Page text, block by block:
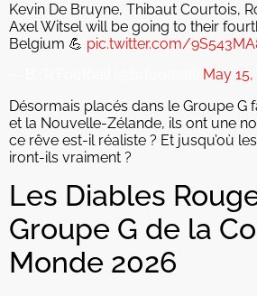
Kevin De Bruyne, Thibaut Courtois,
Axel Witsel will be going to their
Belgium 💪 pic.twitter.com/
May 15,
Désormais placés dans le Groupe G
et la Nouvelle-Zélande, ils ont une
ce rêve est-il réaliste ? Et jusqu’où
iront-ils vraiment ?
Les Diables
Groupe G de la
Monde 2026